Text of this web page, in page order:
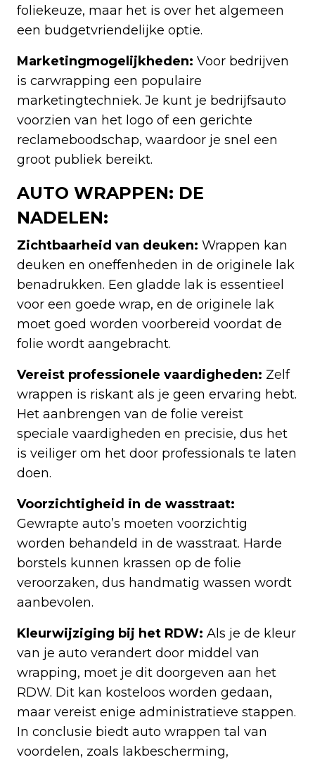
foliekeuze, maar het is over het algemeen
een budgetvriendelijke optie.
Marketingmogelijkheden: Voor bedrijven
is carwrapping een populaire
marketingtechniek. Je kunt je bedrijfsauto
voorzien van het logo of een gerichte
reclameboodschap, waardoor je snel een
groot publiek bereikt.
AUTO WRAPPEN: DE
NADELEN:
Zichtbaarheid van deuken: Wrappen kan
deuken en oneffenheden in de originele lak
benadrukken. Een gladde lak is essentieel
voor een goede wrap, en de originele lak
moet goed worden voorbereid voordat de
folie wordt aangebracht.
Vereist professionele vaardigheden: Zelf
wrappen is riskant als je geen ervaring hebt.
Het aanbrengen van de folie vereist
speciale vaardigheden en precisie, dus het
is veiliger om het door professionals te laten
doen.
Voorzichtigheid in de wasstraat:
Gewrapte auto’s moeten voorzichtig
worden behandeld in de wasstraat. Harde
borstels kunnen krassen op de folie
veroorzaken, dus handmatig wassen wordt
aanbevolen.
Kleurwijziging bij het RDW: Als je de kleur
van je auto verandert door middel van
wrapping, moet je dit doorgeven aan het
RDW. Dit kan kosteloos worden gedaan,
maar vereist enige administratieve stappen.
In conclusie biedt auto wrappen tal van
voordelen, zoals lakbescherming,